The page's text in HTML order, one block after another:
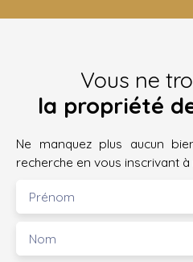
Vous ne
la propriété
Ne manquez plus aucun
recherche en vous inscrivant
Prénom
Nom